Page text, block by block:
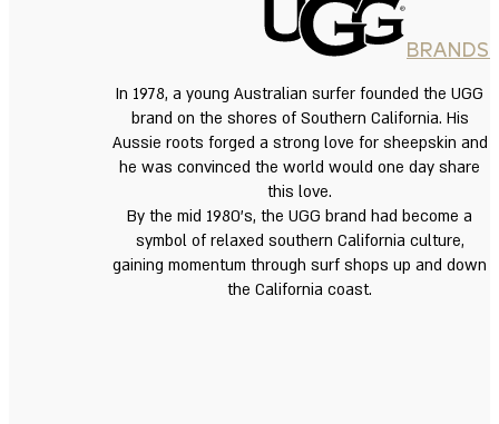
BRANDS
In 1978, a young Australian surfer founded the UGG
brand on the shores of Southern California. His
Aussie roots forged a strong love for sheepskin and
he was convinced the world would one day share
this love.
By the mid 1980’s, the UGG brand had become a
symbol of relaxed southern California culture,
gaining momentum through surf shops up and down
the California coast.